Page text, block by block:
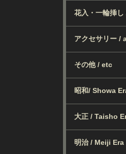
花入・一輪挿
アクセサリー /
その他 / etc
昭和/ Showa
大正 / Taisho
明治 / Meiji Era